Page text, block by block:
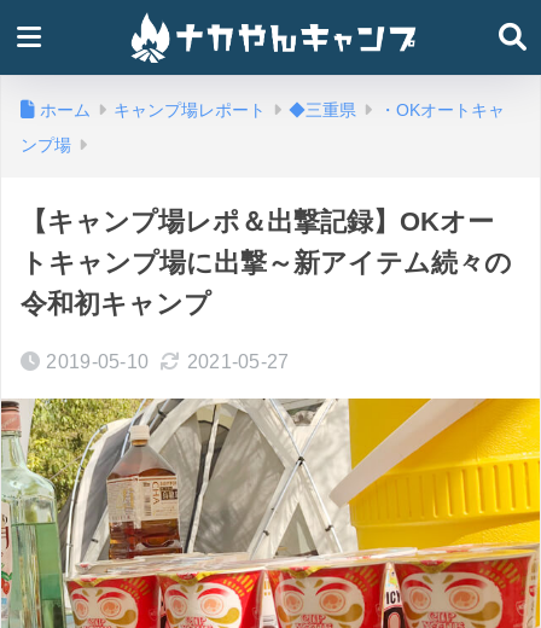
ホーム キャンプ場レポート ◆三重県
・OKオートキャ
ンプ場
【キャンプ場レポ＆出撃記録】OKオー
トキャンプ場に出撃～新アイテム続々の
令和初キャンプ
2019-05-10 2021-05-27